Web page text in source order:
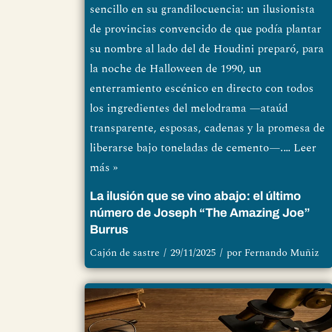
sencillo en su grandilocuencia: un ilusionista
de provincias convencido de que podía plantar
su nombre al lado del de Houdini preparó, para
la noche de Halloween de 1990, un
enterramiento escénico en directo con todos
los ingredientes del melodrama —ataúd
transparente, esposas, cadenas y la promesa de
liberarse bajo toneladas de cemento—.… Leer
más »
La ilusión que se vino abajo: el último
número de Joseph “The Amazing Joe”
Burrus
Cajón de sastre 29/11/2025 por Fernando Muñiz